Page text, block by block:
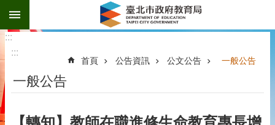
跳到主要內容區塊
:::
:::
首頁 公告資訊 公文公告 一般公告
一般公告